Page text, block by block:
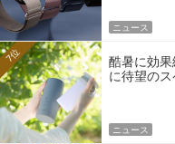
ニュース
酷暑に効果
に待望の
7位
ニュース